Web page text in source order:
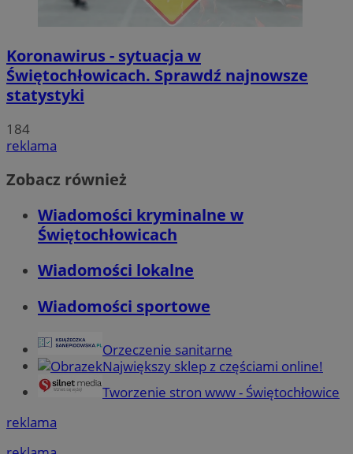
Koronawirus - sytuacja w
Świętochłowicach. Sprawdź najnowsze
statystyki
184
reklama
Zobacz również
Wiadomości kryminalne w
Świętochłowicach
Wiadomości lokalne
Wiadomości sportowe
Orzeczenie sanitarne
Największy sklep z częściami online!
Tworzenie stron www - Świętochłowice
reklama